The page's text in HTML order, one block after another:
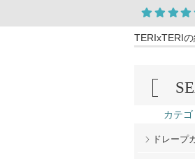
TERIxTERI
カテ
ドレープ